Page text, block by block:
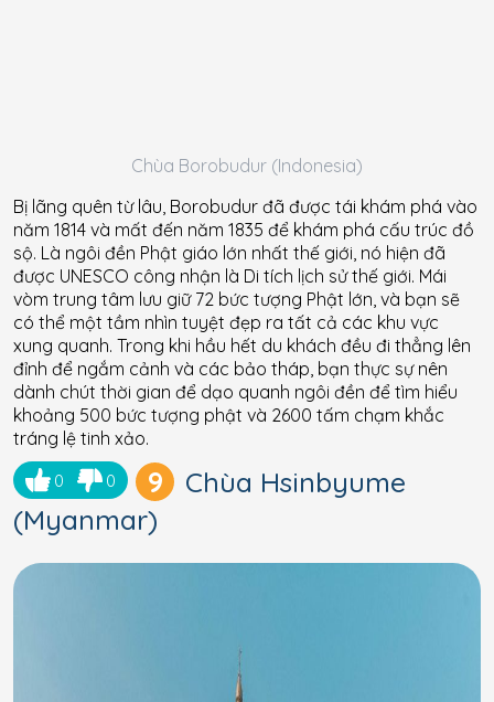
Chùa Borobudur (Indonesia)
Bị lãng quên từ lâu, Borobudur đã được tái khám phá vào
năm 1814 và mất đến năm 1835 để khám phá cấu trúc đồ
sộ. Là ngôi đền Phật giáo lớn nhất thế giới, nó hiện đã
được UNESCO công nhận là Di tích lịch sử thế giới. Mái
vòm trung tâm lưu giữ 72 bức tượng Phật lớn, và bạn sẽ
có thể một tầm nhìn tuyệt đẹp ra tất cả các khu vực
xung quanh. Trong khi hầu hết du khách đều đi thẳng lên
đỉnh để ngắm cảnh và các bảo tháp, bạn thực sự nên
dành chút thời gian để dạo quanh ngôi đền để tìm hiểu
khoảng 500 bức tượng phật và 2600 tấm chạm khắc
tráng lệ tinh xảo.
0 0 9
Chùa Hsinbyume
(Myanmar)